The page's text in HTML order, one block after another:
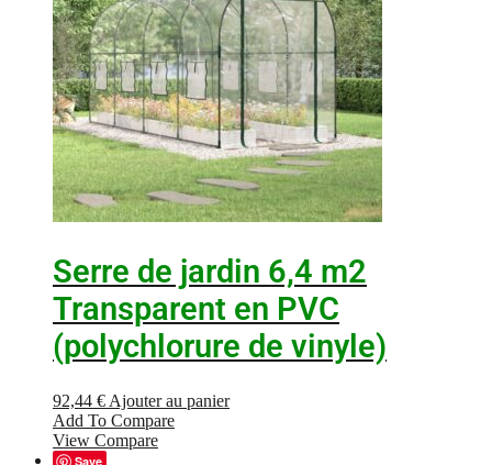
Serre de jardin 6,4 m2
Transparent en PVC
(polychlorure de vinyle)
92,44 € Ajouter au panier
Add To Compare
View Compare
Save